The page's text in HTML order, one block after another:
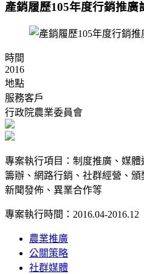
產銷履歷105年度行銷推廣
時間
2016
地點
服務客戶
行政院農業委員會
專案執行項目：制度推廣、媒
籌辦、網路行銷、社群經營、頒
新聞發佈、異業合作等
專案執行時間：2016.04-2016.12
農業推廣
公關策略
社群媒體